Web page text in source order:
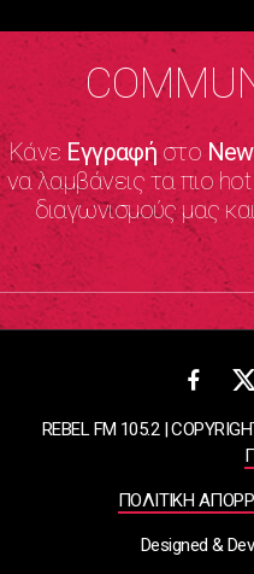
Κάνε Εγγραφήστο
να λαμβάνεις τα πιο
διαγωνισμούς μας
REBEL FM 105.2 |
ΠΟΛΙΤΙΚΗ
Designed &